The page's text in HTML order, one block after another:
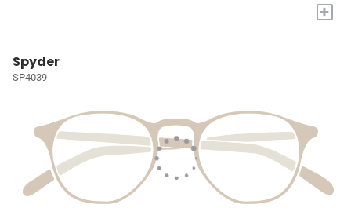
+
Spyder
SP4039